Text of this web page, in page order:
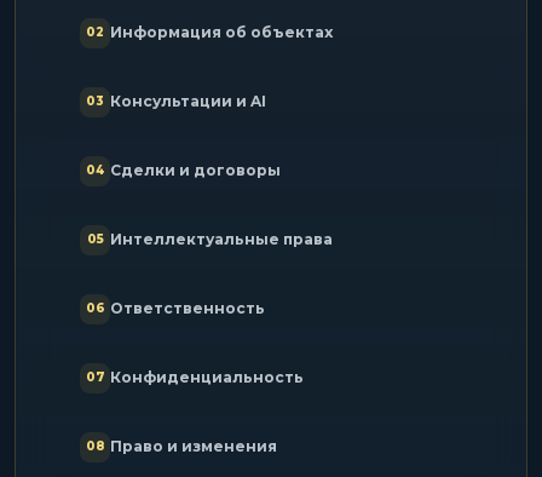
02 Информация об объектах
03 Консультации и AI
04 Сделки и договоры
05 Интеллектуальные права
06 Ответственность
07 Конфиденциальность
08 Право и изменения